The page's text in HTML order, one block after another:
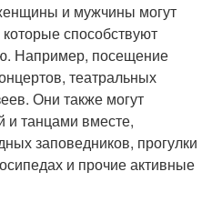
и мужчины могут
способствуют
Например, посещение
театральных
Они также могут
и танцами вместе,
заповедников, прогулки
и прочие активные